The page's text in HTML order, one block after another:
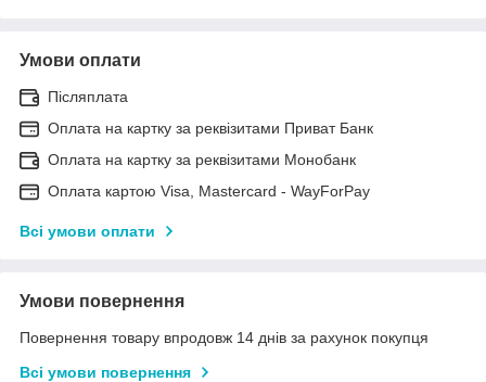
Умови оплати
Післяплата
Оплата на картку за реквізитами Приват Банк
Оплата на картку за реквізитами Монобанк
Оплата картою Visa, Mastercard - WayForPay
Всі умови оплати
Умови повернення
Повернення товару впродовж 14 днів за рахунок покупця
Всі умови повернення